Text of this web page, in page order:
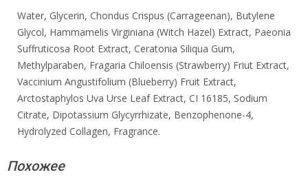
Water, Glycerin, Chondus Crispus (Carrageenan), Butylene
Glycol, Hammamelis Virginiana (Witch Hazel) Extract, Paeonia
Suffruticosa Root Extract, Ceratonia Siliqua Gum,
Methylparaben, Fragaria Chiloensis (Strawberry) Friut Extract,
Vaccinium Angustifolium (Blueberry) Fruit Extract,
Arctostaphylos Uva Urse Leaf Extract, CI 16185, Sodium
Citrate, Dipotassium Glycyrrhizate, Benzophenone-4,
Hydrolyzed Collagen, Fragrance.
Похожее